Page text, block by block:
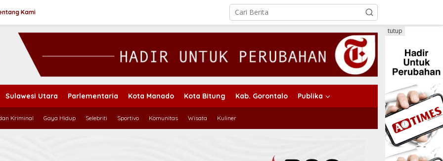
Kami
Sulawesi Utara Parlementaria Kota Manado Kota Bitung Kab. Gorontalo Publika
Kriminal Gaya Hidup Selebriti Sportivo Komunitas Wisata Kuliner
tutup